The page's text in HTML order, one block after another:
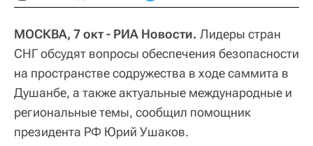
МОСКВА, 7 окт - РИА Новости. Лидеры стран
СНГ обсудят вопросы обеспечения безопасности
на пространстве содружества в ходе саммита в
Душанбе, а также актуальные международные и
региональные темы, сообщил помощник
президента РФ Юрий Ушаков.